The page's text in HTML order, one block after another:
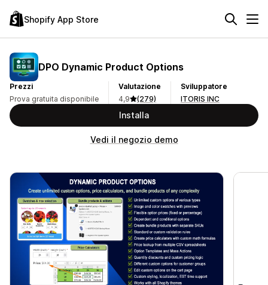
Shopify App Store
DPO Dynamic Product Options
Prezzi
Prova gratuita disponibile
Valutazione
4,9
(279)
Sviluppatore
ITORIS INC
Installa
Vedi il negozio demo